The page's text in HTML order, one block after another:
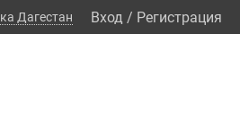
Дагестан Вход / Регистрация